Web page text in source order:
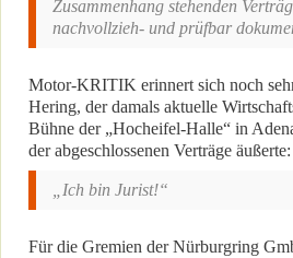
Zusammenhang stehenden
nachvollzieh- und prüfbar
Motor-KRITIK erinnert sich noch
Hering, der damals aktuelle
Bühne der „Hocheifel-Halle“ in
der abgeschlossenen Verträge äußerte:
„Ich bin Jurist!“
Für die Gremien der Nürburgring